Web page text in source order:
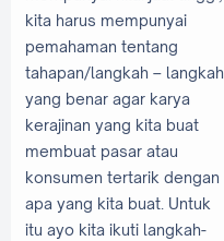
kita harus mempunyai
pemahaman tentang
tahapan/langkah – langkah
yang benar agar karya
kerajinan yang kita buat
membuat pasar atau
konsumen tertarik dengan
apa yang kita buat. Untuk
itu ayo kita ikuti langkah-